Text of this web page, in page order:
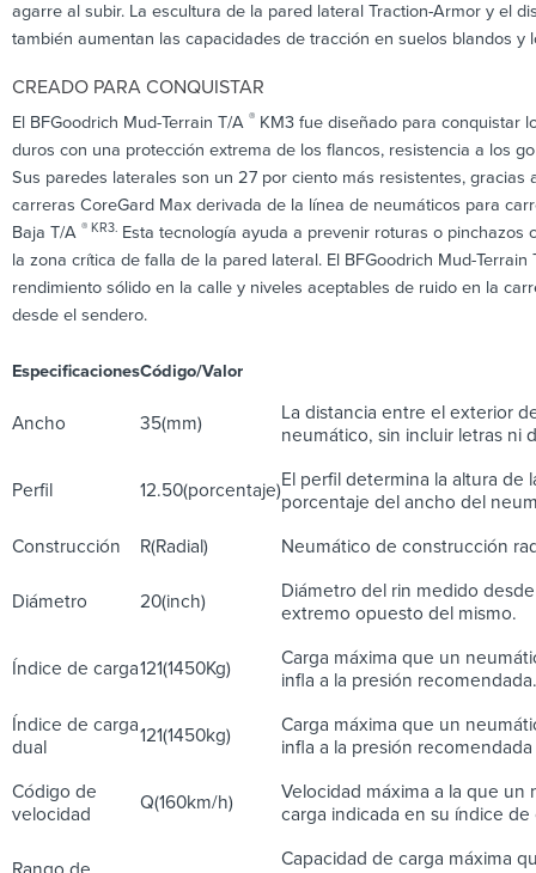
agarre al subir. La escultura de la pared lateral Traction-Armor y el
también aumentan las capacidades de tracción en suelos blandos y
CREADO PARA CONQUISTAR
El BFGoodrich Mud-Terrain T/A ® KM3 fue diseñado para conquistar
duros con una protección extrema de los flancos, resistencia a los
Sus paredes laterales son un 27 por ciento más resistentes, gracias
carreras CoreGard Max derivada de la línea de neumáticos para
Baja T/A ® KR3. Esta tecnología ayuda a prevenir roturas o pinchazos
la zona crítica de falla de la pared lateral. El BFGoodrich Mud-
rendimiento sólido en la calle y niveles aceptables de ruido en la
desde el sendero.
EspecificacionesCódigo/Valor
Ancho 35(mm)
La distancia entre el exterior
neumático, sin incluir letras ni
Perfil 12.50(porcentaje)El perfil determina la altura de
porcentaje del ancho del
Construcción R(Radial) Neumático de construcción
Diámetro 20(inch)
Diámetro del rin medido
extremo opuesto del mismo.
Índice de carga121(1450Kg)
Carga máxima que un
infla a la presión recomendada.
Índice de carga
dual
121(1450kg)
Carga máxima que un
infla a la presión
Código de
velocidad
Q(160km/h)
Velocidad máxima a la que
carga indicada en su índice de
Capacidad de carga máxima